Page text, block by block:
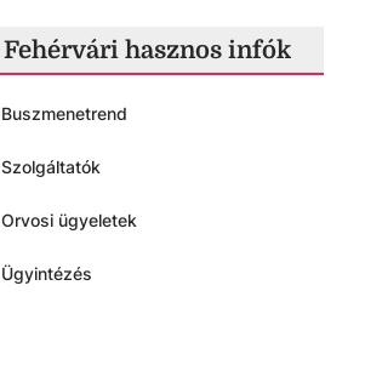
Fehérvári hasznos infók
Buszmenetrend
Szolgáltatók
Orvosi ügyeletek
Ügyintézés